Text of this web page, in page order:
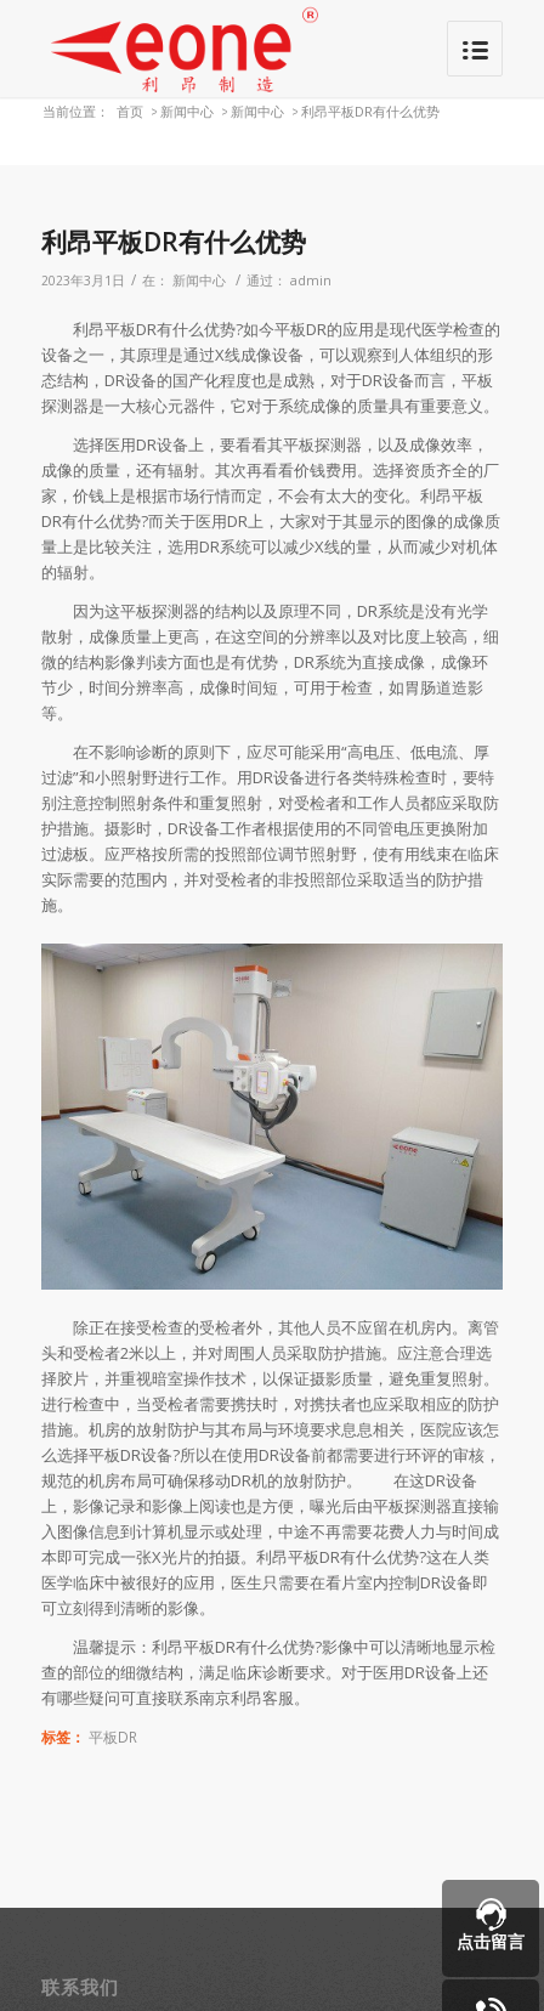
当前位置： 首页 > 新闻中心 > 新闻中心 > 利昂平板DR有什么优势
利昂平板DR有什么优势
2023年3月1日 / 在： 新闻中心 / 通过： admin
利昂平板DR有什么优势?如今平板DR的应用是现代医学检查的
设备之一，其原理是通过X线成像设备，可以观察到人体组织的形
态结构，DR设备的国产化程度也是成熟，对于DR设备而言，平板
探测器是一大核心元器件，它对于系统成像的质量具有重要意义。
选择医用DR设备上，要看看其平板探测器，以及成像效率，
成像的质量，还有辐射。其次再看看价钱费用。选择资质齐全的厂
家，价钱上是根据市场行情而定，不会有太大的变化。利昂平板
DR有什么优势?而关于医用DR上，大家对于其显示的图像的成像质
量上是比较关注，选用DR系统可以减少X线的量，从而减少对机体
的辐射。
因为这平板探测器的结构以及原理不同，DR系统是没有光学
散射，成像质量上更高，在这空间的分辨率以及对比度上较高，细
微的结构影像判读方面也是有优势，DR系统为直接成像，成像环
节少，时间分辨率高，成像时间短，可用于检查，如胃肠道造影
等。
在不影响诊断的原则下，应尽可能采用“高电压、低电流、厚
过滤”和小照射野进行工作。用DR设备进行各类特殊检查时，要特
别注意控制照射条件和重复照射，对受检者和工作人员都应采取防
护措施。摄影时，DR设备工作者根据使用的不同管电压更换附加
过滤板。应严格按所需的投照部位调节照射野，使有用线束在临床
实际需要的范围内，并对受检者的非投照部位采取适当的防护措
施。
除正在接受检查的受检者外，其他人员不应留在机房内。离管
头和受检者2米以上，并对周围人员采取防护措施。应注意合理选
择胶片，并重视暗室操作技术，以保证摄影质量，避免重复照射。
进行检查中，当受检者需要携扶时，对携扶者也应采取相应的防护
措施。机房的放射防护与其布局与环境要求息息相关，医院应该怎
么选择平板DR设备?所以在使用DR设备前都需要进行环评的审核，
规范的机房布局可确保移动DR机的放射防护。 在这DR设备
上，影像记录和影像上阅读也是方便，曝光后由平板探测器直接输
入图像信息到计算机显示或处理，中途不再需要花费人力与时间成
本即可完成一张X光片的拍摄。利昂平板DR有什么优势?这在人类
医学临床中被很好的应用，医生只需要在看片室内控制DR设备即
可立刻得到清晰的影像。
温馨提示：利昂平板DR有什么优势?影像中可以清晰地显示检
查的部位的细微结构，满足临床诊断要求。对于医用DR设备上还
有哪些疑问可直接联系南京利昂客服。
标签： 平板DR
联系我们
点击留言